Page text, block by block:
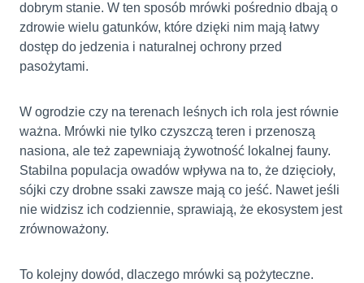
dobrym stanie. W ten sposób mrówki pośrednio dbają o
zdrowie wielu gatunków, które dzięki nim mają łatwy
dostęp do jedzenia i naturalnej ochrony przed
pasożytami.
W ogrodzie czy na terenach leśnych ich rola jest równie
ważna. Mrówki nie tylko czyszczą teren i przenoszą
nasiona, ale też zapewniają żywotność lokalnej fauny.
Stabilna populacja owadów wpływa na to, że dzięcioły,
sójki czy drobne ssaki zawsze mają co jeść. Nawet jeśli
nie widzisz ich codziennie, sprawiają, że ekosystem jest
zrównoważony.
To kolejny dowód, dlaczego mrówki są pożyteczne.